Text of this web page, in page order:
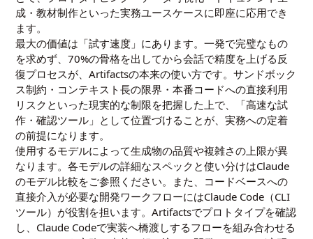
成・教材制作といった実務ユースケースに即座に応用でき
ます。
最大の価値は「試す速度」にあります。一発で完璧なもの
を求めず、70%の骨格を出してから会話で精度を上げる反
復プロセスが、Artifactsの本来の使い方です。サンドボック
ス制約・コンテキスト長の限界・本番コードへの直接利用
リスクといった現実的な制限を把握した上で、「高速な試
作・確認ツール」として位置づけることが、実務への定着
の前提になります。
使用するモデルによって生成物の品質や複雑さの上限が異
なります。各モデルの詳細なスペックと使い分けはClaude
のモデル比較をご参照ください。また、コードベースへの
直接介入が必要な開発ワークフローにはClaude Code（CLI
ツール） が役割を担います。Artifactsでプロトタイプを確認
し、Claude Codeで実装へ橋渡しするフローを組み合わせる